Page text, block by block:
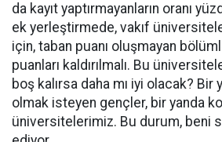
da kayıt yaptırmayanların oranı
ek yerleştirmede, vakıf
için, taban puanı oluşmayan
puanları kaldırılmalı. Bu
boş kalırsa daha mı iyi olacak?
olmak isteyen gençler, bir yanda
üniversitelerimiz. Bu durum, beni